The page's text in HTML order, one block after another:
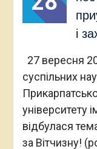
і
27 вересня
суспільних
університету
відбулася
за Вітчизну!